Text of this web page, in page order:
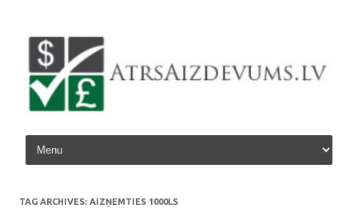
Skip to content
TAG ARCHIVES: AIZŅEMTIES 1000LS